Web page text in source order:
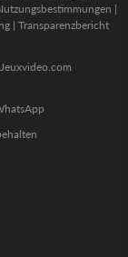
|
| Transparenzbericht
Jeuxvideo.com